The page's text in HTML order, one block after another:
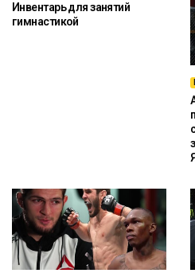
Инвентарь для занятий
гимнастикой